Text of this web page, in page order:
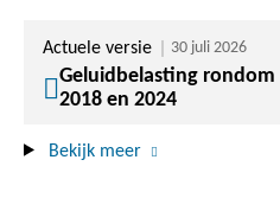
Actuele versie 30 juli 2026
Geluidbelasting
2018 en 2024
Bekijk meer